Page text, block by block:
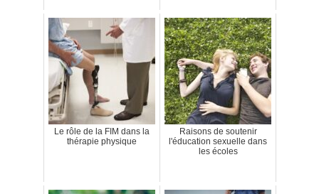
Le rôle de la FIM dans la
thérapie physique
Raisons de soutenir
l'éducation sexuelle dans
les écoles